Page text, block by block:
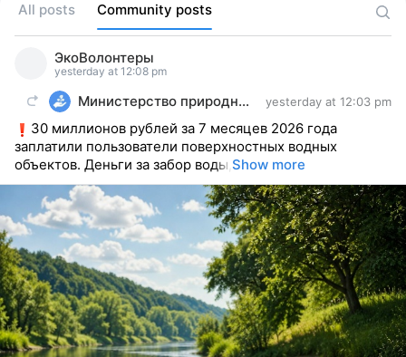
All posts Community posts
ЭкоВолонтеры
yesterday at 12:08 pm
Министерство природных ресурсов и экологии yesterday at 12:03 pm
30 миллионов рублей за 7 месяцев 2026 года
заплатили пользователи поверхностных водных
объектов. Деньги за забор воды, Show more